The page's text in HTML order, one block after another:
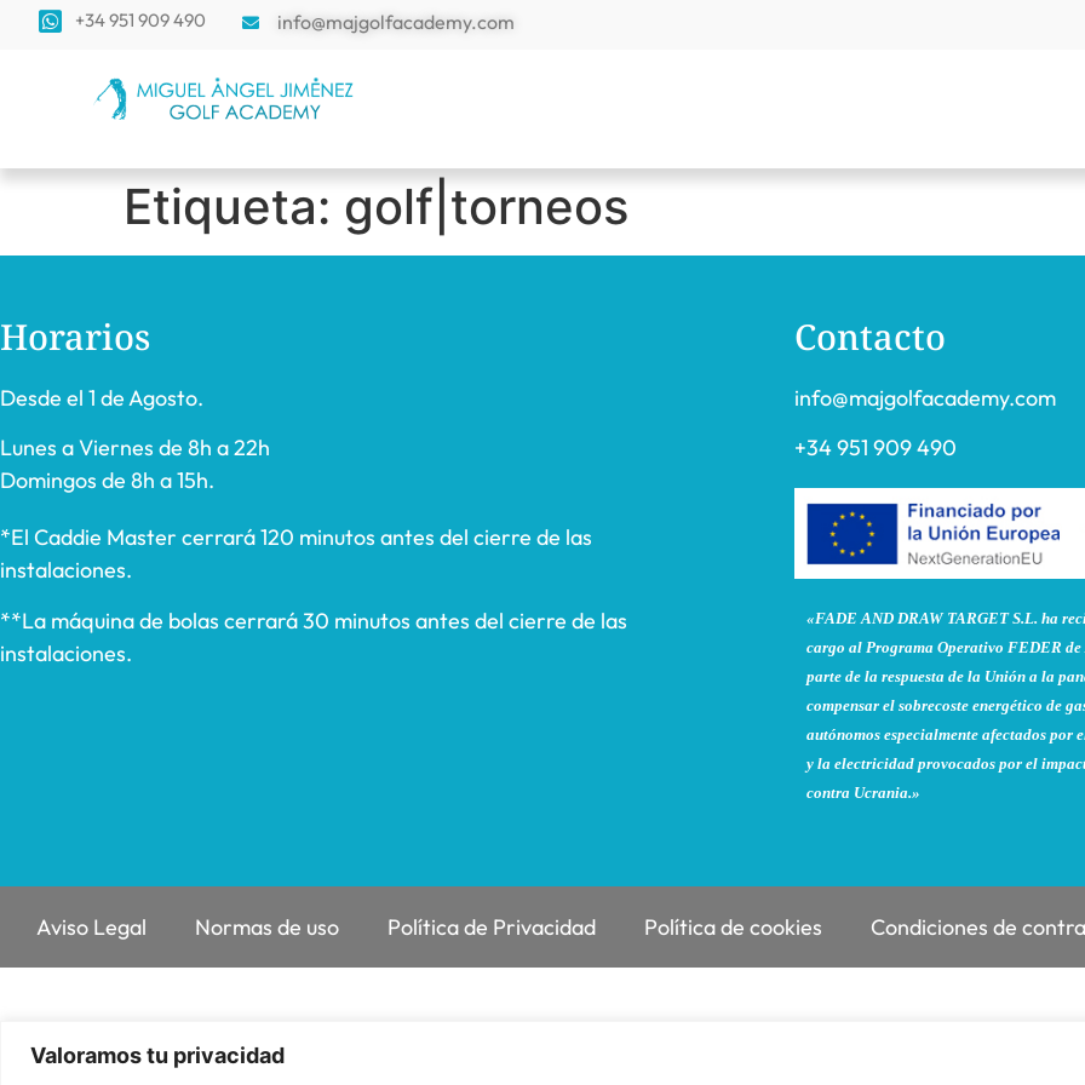
Valoramos tu privacidad
+34 951 909 490 info@majgolfacademy.com
Etiqueta: golf|torneos
Horarios
Desde el 1 de Agosto.
Lunes a Viernes de 8h a 22h
Domingos de 8h a 15h.
*El Caddie Master cerrará 120 minutos antes del cierre de las
instalaciones.
**La máquina de bolas cerrará 30 minutos antes del cierre de las
instalaciones.
Contacto
info@majgolfacademy.com
+34 951 909 490
«FADE AND DRAW TARGET S.L. ha
cargo al Programa Operativo FEDER
parte de la respuesta de la Unión a la
compensar el sobrecoste energético de
autónomos especialmente afectados por
y la electricidad provocados por el
contra Ucrania.»
Aviso Legal Normas de uso Política de Privacidad Política de cookies Condiciones de